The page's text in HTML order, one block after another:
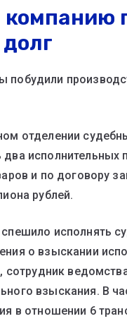
отделении
исполнительных
и по договору
рублей.
исполнять
о взыскании
сотрудник
взыскания. В
в отношении 6